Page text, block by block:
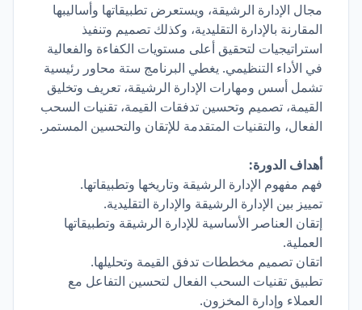
مجال الإدارة الرشيقة، ويستعرض تطبيقاتها وأساليبها
المقارنة بالإدارة التقليدية، وكذلك تصميم وتنفيذ
استراتيجيات لتحقيق أعلى مستويات الكفاءة والفعالية
في الأداء التنظيمي. يغطي البرنامج ستة محاور رئيسية
تشمل أسس ومهارات الإدارة الرشيقة، تعريف وتخليق
القيمة، تصميم وتحسين تدفقات القيمة، تقنيات السحب
الفعال، والتقنيات المتقدمة للإتقان والتحسين المستمر.
أهداف الدورة:
فهم مفهوم الإدارة الرشيقة وتاريخها وتطبيقاتها.
تمييز بين الإدارة الرشيقة والإدارة التقليدية.
إتقان العناصر الأساسية للإدارة الرشيقة وتطبيقاتها
العملية.
اتقان تصميم مخططات تدفق القيمة وتحليلها.
تطبيق تقنيات السحب الفعال لتحسين التفاعل مع
العملاء وإدارة المخزون.